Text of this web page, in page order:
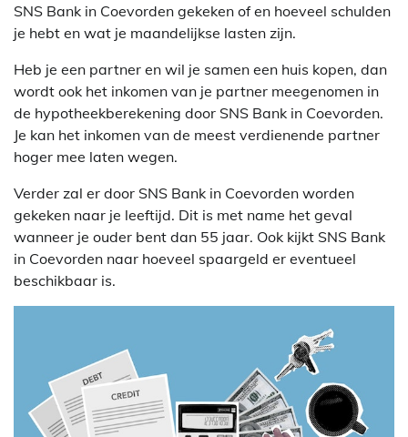
SNS Bank in Coevorden gekeken of en hoeveel schulden
je hebt en wat je maandelijkse lasten zijn.
Heb je een partner en wil je samen een huis kopen, dan
wordt ook het inkomen van je partner meegenomen in
de hypotheekberekening door SNS Bank in Coevorden.
Je kan het inkomen van de meest verdienende partner
hoger mee laten wegen.
Verder zal er door SNS Bank in Coevorden worden
gekeken naar je leeftijd. Dit is met name het geval
wanneer je ouder bent dan 55 jaar. Ook kijkt SNS Bank
in Coevorden naar hoeveel spaargeld er eventueel
beschikbaar is.